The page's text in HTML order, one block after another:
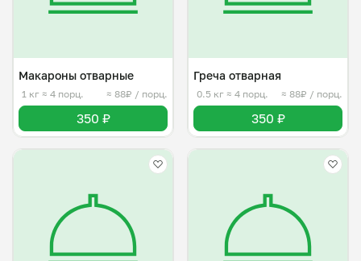
Макароны отварные
1 кг ≈ 4 порц. ≈ 88₽ / порц.
350 ₽
Греча отварная
0.5 кг ≈ 4 порц. ≈ 88₽ / порц.
350 ₽